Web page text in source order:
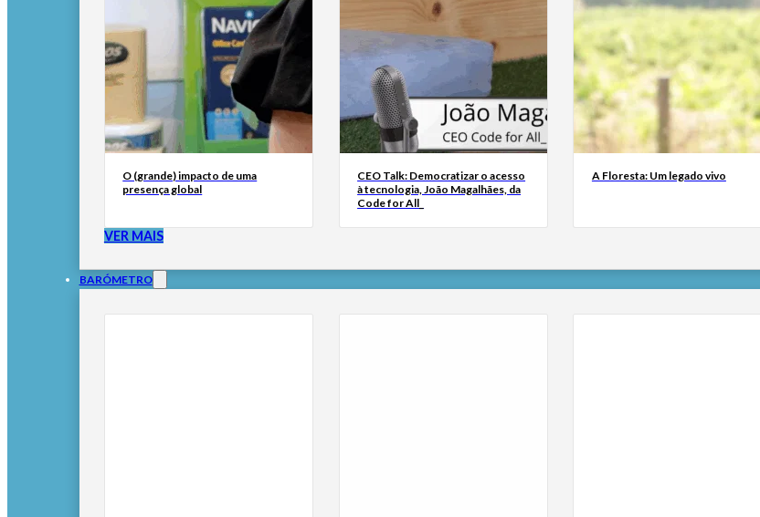
O (grande) impacto de uma
presença global
CEO Talk: Democratizar o acesso
à tecnologia, João Magalhães, da
Code for All_
A Floresta: Um legado vivo
VER MAIS
BARÓMETRO